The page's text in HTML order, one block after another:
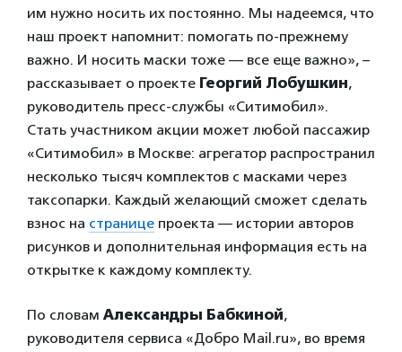
им нужно носить их постоянно. Мы надеемся, что
наш проект напомнит: помогать по-прежнему
важно. И носить маски тоже — все еще важно», –
рассказывает о проекте Георгий Лобушкин,
руководитель пресс-службы «Ситимобил».
Стать участником акции может любой пассажир
«Ситимобил» в Москве: агрегатор распространил
несколько тысяч комплектов с масками через
таксопарки. Каждый желающий сможет сделать
взнос на странице проекта — истории авторов
рисунков и дополнительная информация есть на
открытке к каждому комплекту.
По словам Александры Бабкиной,
руководителя сервиса «Добро Mail.ru», во время